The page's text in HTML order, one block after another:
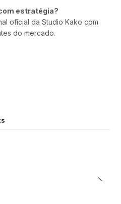
estratégia?
oficial da Studio Kako com
do mercado.